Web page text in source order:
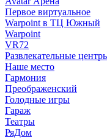
Первое виртуальное
Warpoint в ТЦ Южный
Warpoint
VR72
Развлекательные
Наше место
Гармония
Преображенский
Голодные игры
Гараж
Театры
РяДом